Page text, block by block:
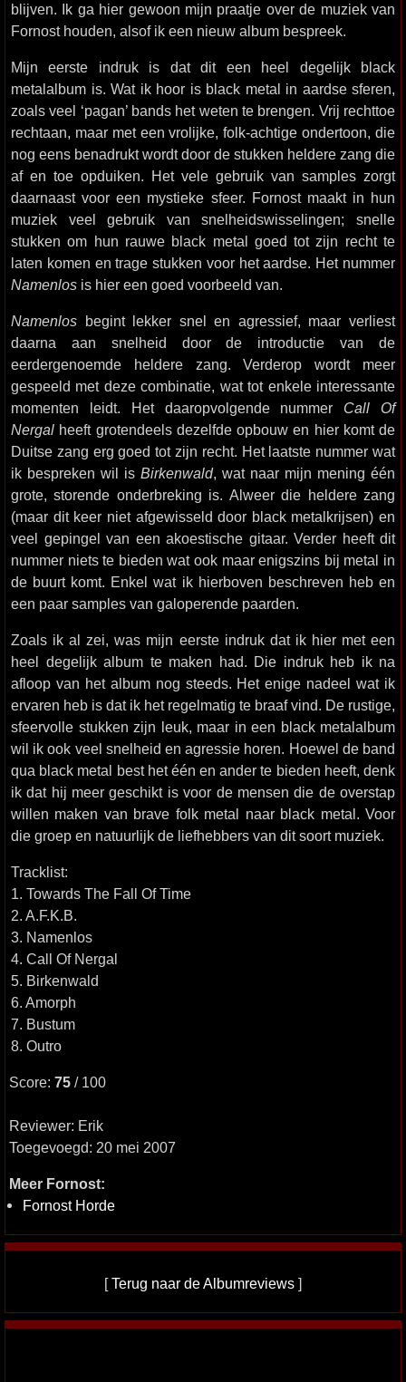
blijven. Ik ga hier gewoon mijn praatje over de muziek van
Fornost houden, alsof ik een nieuw album bespreek.
Mijn eerste indruk is dat dit een heel degelijk black
metalalbum is. Wat ik hoor is black metal in aardse sferen,
zoals veel ‘pagan’ bands het weten te brengen. Vrij rechttoe
rechtaan, maar met een vrolijke, folk-achtige ondertoon, die
nog eens benadrukt wordt door de stukken heldere zang die
af en toe opduiken. Het vele gebruik van samples zorgt
daarnaast voor een mystieke sfeer. Fornost maakt in hun
muziek veel gebruik van snelheidswisselingen; snelle
stukken om hun rauwe black metal goed tot zijn recht te
laten komen en trage stukken voor het aardse. Het nummer
Namenlos is hier een goed voorbeeld van.
Namenlos begint lekker snel en agressief, maar verliest
daarna aan snelheid door de introductie van de
eerdergenoemde heldere zang. Verderop wordt meer
gespeeld met deze combinatie, wat tot enkele interessante
momenten leidt. Het daaropvolgende nummer Call Of
Nergal heeft grotendeels dezelfde opbouw en hier komt de
Duitse zang erg goed tot zijn recht. Het laatste nummer wat
ik bespreken wil is Birkenwald, wat naar mijn mening één
grote, storende onderbreking is. Alweer die heldere zang
(maar dit keer niet afgewisseld door black metalkrijsen) en
veel gepingel van een akoestische gitaar. Verder heeft dit
nummer niets te bieden wat ook maar enigszins bij metal in
de buurt komt. Enkel wat ik hierboven beschreven heb en
een paar samples van galoperende paarden.
Zoals ik al zei, was mijn eerste indruk dat ik hier met een
heel degelijk album te maken had. Die indruk heb ik na
afloop van het album nog steeds. Het enige nadeel wat ik
ervaren heb is dat ik het regelmatig te braaf vind. De rustige,
sfeervolle stukken zijn leuk, maar in een black metalalbum
wil ik ook veel snelheid en agressie horen. Hoewel de band
qua black metal best het één en ander te bieden heeft, denk
ik dat hij meer geschikt is voor de mensen die de overstap
willen maken van brave folk metal naar black metal. Voor
die groep en natuurlijk de liefhebbers van dit soort muziek.
Tracklist:
1. Towards The Fall Of Time
2. A.F.K.B.
3. Namenlos
4. Call Of Nergal
5. Birkenwald
6. Amorph
7. Bustum
8. Outro
Score: 75 / 100
Reviewer: Erik
Toegevoegd: 20 mei 2007
Meer Fornost:
Fornost Horde
[Terug naar de Albumreviews ]